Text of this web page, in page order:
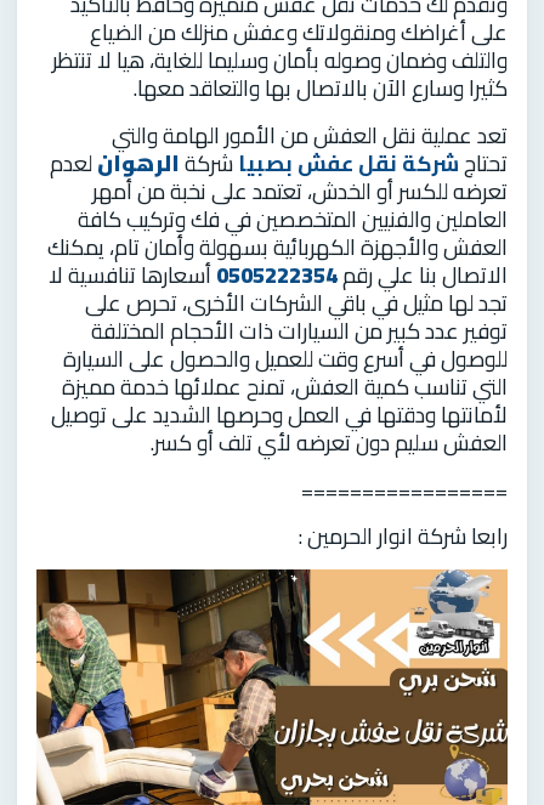
على أغراضك ومنقولاتك وعفش منزلك من الضياع
والتلف وضمان وصوله بأمان وسليما للغاية، هيا لا تنتظر
كثيرا وسارع الآن بالاتصال بها والتعاقد معها.
تعد عملية نقل العفش من الأمور الهامة والتي
تحتاجشركة نقل عفش بصبياشركةالرهوانلعدم
تعرضه للكسر أو الخدش، تعتمد على نخبة من أمهر
العاملين والفنيين المتخصصين في فك وتركيب كافة
العفش والأجهزة الكهربائية بسهولة وأمان تام، يمكنك
الاتصال بنا علي رقم0505222354أسعارها تنافسية لا
تجد لها مثيل في باقي الشركات الأخرى، تحرص على
توفير عدد كبير من السيارات ذات الأحجام المختلفة
للوصول في أسرع وقت للعميل والحصول على السيارة
التي تناسب كمية العفش، تمنح عملائها خدمة مميزة
لأمانتها ودقتها في العمل وحرصها الشديد على توصيل
العفش سليم دون تعرضه لأي تلف أو كسر.
=================
رابعا شركة انوار الحرمين :